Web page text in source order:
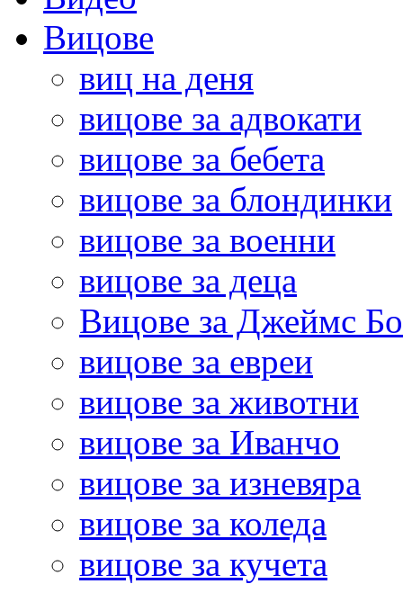
Вицове
виц на деня
вицове за адвокати
вицове за бебета
вицове за блондинки
вицове за военни
вицове за деца
Вицове за Джеймс
вицове за евреи
вицове за животни
вицове за Иванчо
вицове за изневяра
вицове за коледа
вицове за кучета